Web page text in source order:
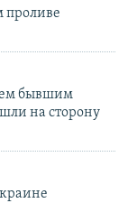
проливе
бывшим
на сторону